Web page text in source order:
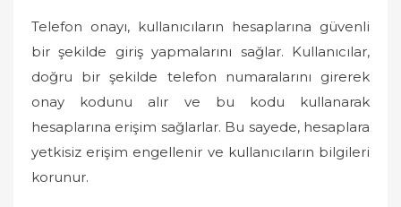
Telefon onayı, kullanıcıların hesaplarına güvenli
bir şekilde giriş yapmalarını sağlar. Kullanıcılar,
doğru bir şekilde telefon numaralarını girerek
onay kodunu alır ve bu kodu kullanarak
hesaplarına erişim sağlarlar. Bu sayede, hesaplara
yetkisiz erişim engellenir ve kullanıcıların bilgileri
korunur.